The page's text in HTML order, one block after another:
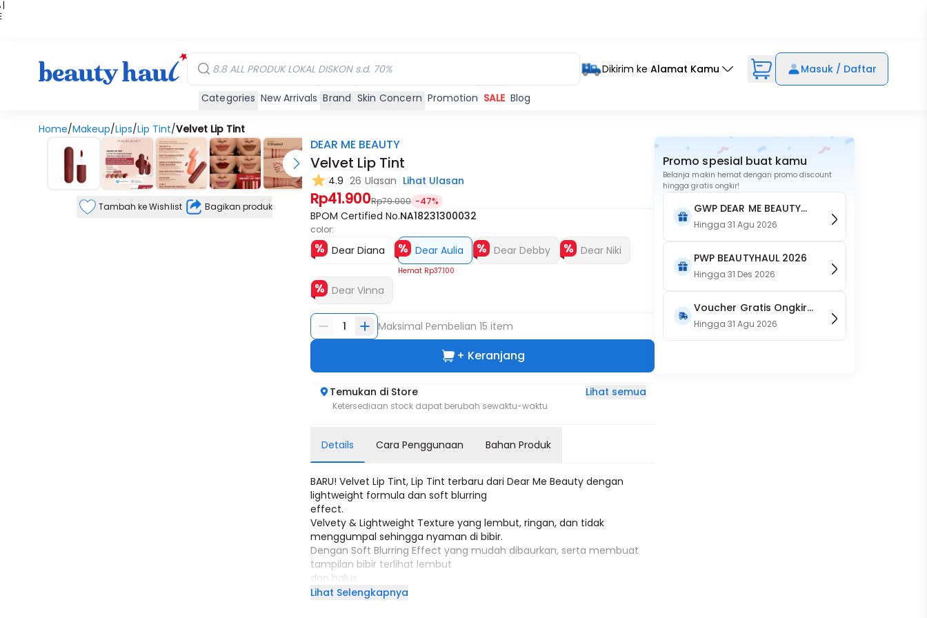
|
Dikirim ke Alamat Kamu Masuk / Daftar
Categories New Arrivals Brand Skin Concern Promotion SALE Blog
Home/Makeup/Lips/Lip Tint/Velvet Lip Tint
Tambah ke Wishlist Bagikan produk
DEAR ME BEAUTY
Velvet Lip Tint
4.9 26 Ulasan Lihat Ulasan
Rp41.900Rp79.000 -47%
BPOM Certified No.NA18231300032
color:
Dear Diana Dear Aulia
Hemat Rp37.100
Dear Debby Dear Niki
Dear Vinna
1 Maksimal Pembelian15 item
+ Keranjang
Temukan di Store Lihat semua
Ketersediaan stock dapat berubah sewaktu-waktu
Details Cara Penggunaan Bahan Produk
BARU! Velvet Lip Tint, Lip Tint terbaru dari Dear Me Beauty dengan
lightweight formula dan soft blurring
effect.
Velvety & Lightweight Texture yang lembut, ringan, dan tidak
menggumpal sehingga nyaman di bibir.
Dengan Soft Blurring Effect yang mudah dibaurkan, serta membuat
tampilan bibir terlihat lembut
dan halus.
Menggunakan Color Coating Technology yang membuat pigmentasi
Lihat Selengkapnya
Promo spesial buat kamu
Belanja makin hemat dengan promo discount
hingga gratis ongkir!
GWP DEAR ME BEAUTY
Botol Merchandise
Hingga31 Agu 2026
PWP BEAUTYHAUL 2026
Hingga31 Des 2026
Voucher Gratis Ongkir
15RB (Only on Website)
Hingga31 Agu 2026